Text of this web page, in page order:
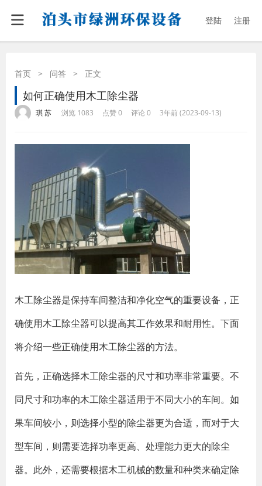
登陆 注册
首页 > 问答 > 正文
如何正确使用木工除尘器
琪 苏 浏览 1083 点赞 0 评论 0 3年前 (2023-09-13)
木工除尘器是保持车间整洁和净化空气的重要设备，正
确使用木工除尘器可以提高其工作效果和耐用性。下面
将介绍一些正确使用木工除尘器的方法。
首先，正确选择木工除尘器的尺寸和功率非常重要。不
同尺寸和功率的木工除尘器适用于不同大小的车间。如
果车间较小，则选择小型的除尘器更为合适，而对于大
型车间，则需要选择功率更高、处理能力更大的除尘
器。此外，还需要根据木工机械的数量和种类来确定除